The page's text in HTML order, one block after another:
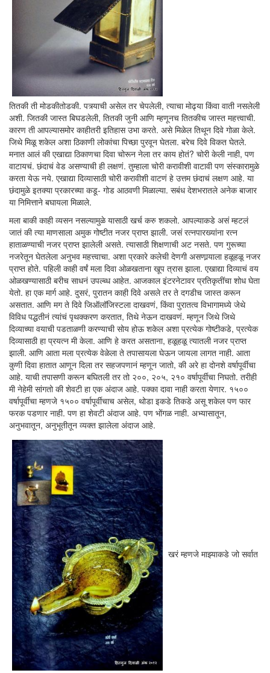
तितकी ती मोडकीतोडकी. पत्र्याची असेल तर चेपलेली, त्याचा मोढ्या किंवा वाती नसलेली
अशी. जितकी जास्त बिघडलेली, तितकी जुनी आणि म्हणूनच तितकीच जास्त महत्त्वाची.
कारण ती आपल्यासमोर काहीतरी इतिहास उभा करते. असे मिळेल तिथून दिवे गोळा केले.
जिथे मिळू शकेल अशा ठिकाणी लोकांचा पिच्छा पुरवून घेतला. बरेच दिवे विकत घेतले.
मनात आलं की एखाद्या ठिकाणचा दिवा चोरून नेला तर काय होतं? चोरी केली नाही, पण
वाटायचं. छंदाचं वेड असण्याची ही लक्षणं. तुम्हाला चोरी करावीशी वाटावी पण संस्कारामुळे
करता येऊ नये. एखाद्या दिव्यासाठी चोरी करावीशी वाटणं हे उत्तम छंदाचं लक्षण आहे. या
छंदामुळे इतक्या प्रकारच्या कडू- गोड आठवणी मिळाल्या. सबंध देशभरातले अनेक बाजार
या निमित्ताने बघायला मिळाले.
मला बाकी काही व्यसन नसल्यामुळे यासाठी खर्च करु शकलो. आपल्याकडे असं म्हटलं
जातं की त्या माणसाला अमुक गोष्टीत नजर प्राप्त झाली. जसं रत्नपारख्यांना रत्न
हाताळण्याची नजर प्राप्त झालेली असते. त्यासाठी शिक्षणाची अट नसते. पण गुरूच्या
नजरेतून घेतलेला अनुभव महत्त्वाचा. अशा प्रकारे कलेची देणगी असणार्‍याला हळूहळू नजर
प्राप्त होते. पहिली काही वर्षं मला दिवा ओळखताना खूप त्रास झाला. एखाद्या दिव्याचं वय
ओळखण्यासाठी बरीच साधनं उपल्ब्ध आहेत. आजकाल इंटरनेटावर प्रतिकृतींचा शोध घेता
येतो. हा एक मार्ग आहे. दुसरं, पुरातन काही दिवे असले तर ते दगडीच जास्त करून
असतात. आणि मग ते दिवे जिऑलॉजिस्टला दाखवणं, किंवा पुरातत्व विभागामध्ये जेथे
विविध पद्धतीनं त्यांचं पृथक्करण करतात, तिथे नेऊन दाखवणं. म्हणून जिथे जिथे
दिव्याच्या वयाची पडताळणी करण्याची सोय होऊ शकेल अशा प्रत्येक गोष्टीकडे, प्रत्येक
दिव्यासाठी हा प्रयत्न मी केला. आणि हे करत असताना, हळूहळू त्यातली नजर प्राप्त
झाली. आणि आता मला प्रत्येक वेळेला ते तपासायला घेऊन जायला लागत नाही. आता
कुणी दिवा हातात आणून दिला तर सहजपणानं म्हणून जातो, की अरे हा दोनशे वर्षापूर्वीचा
आहे. याची तपासणी करून बघितली तर तो २००, २०५, २१० वर्षापूर्वीचा निघतो. तरीही
मी नेहेमी सांगतो की शेवटी हा एक अंदाज आहे. पक्का दावा नाही करता येणार. १५००
वर्षापूर्वीचा म्हणजे १५०० वर्षापूर्वीचाच असेल, थोडा इकडे तिकडे असू शकेल पण फार
फरक पडणार नाही. पण हा शेवटी अंदाज आहे. पण भोंगळ नाही. अभ्यासातून,
अनुभवातून, अनुभूतीतून व्यक्त झालेला अंदाज आहे.
खरं म्हणजे माझ्याकडे जो सर्वात